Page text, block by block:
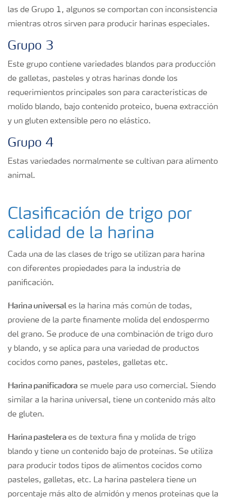
las de Grupo 1, algunos se comportan con inconsistencia
mientras otros sirven para producir harinas especiales.
Grupo 3
Este grupo contiene variedades blandos para producción
de galletas, pasteles y otras harinas donde los
requerimientos principales son para características de
molido blando, bajo contenido proteico, buena extracción
y un gluten extensible pero no elástico.
Grupo 4
Estas variedades normalmente se cultivan para alimento
animal.
Clasificación de trigo por
calidad de la harina
Cada una de las clases de trigo se utilizan para harina
con diferentes propiedades para la industria de
panificación.
Harina universales la harina más común de todas,
proviene de la parte finamente molida del endospermo
del grano. Se produce de una combinación de trigo duro
y blando, y se aplica para una variedad de productos
cocidos como panes, pasteles, galletas etc.
Harina panificadora se muele para uso comercial. Siendo
similar a la harina universal, tiene un contenido más alto
de gluten.
Harina pasteleraes de textura fina y molida de trigo
blando y tiene un contenido bajo de proteínas. Se utiliza
para producir todos tipos de alimentos cocidos como
pasteles, galletas, etc. La harina pastelera tiene un
porcentaje más alto de almidón y menos proteínas que la